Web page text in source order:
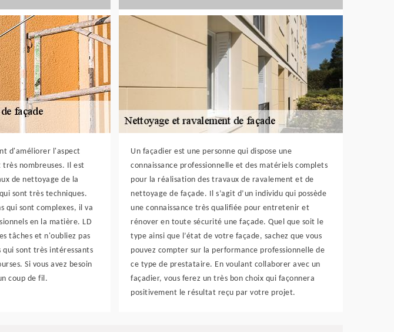
d'améliorer l'aspect
nombreuses. Il est
de nettoyage de la
sont très techniques.
qui sont complexes, il va
en la matière. LD
tâches et n'oubliez pas
sont très intéressants
Si vous avez besoin
coup de fil.
Un façadier est une personne qui dispose une
connaissance professionnelle et des matériels complets
pour la réalisation des travaux de ravalement et de
nettoyage de façade. Il s’agit d’un individu qui possède
une connaissance très qualifiée pour entretenir et
rénover en toute sécurité une façade. Quel que soit le
type ainsi que l’état de votre façade, sachez que vous
pouvez compter sur la performance professionnelle de
ce type de prestataire. En voulant collaborer avec un
façadier, vous ferez un très bon choix qui façonnera
positivement le résultat reçu par votre projet.